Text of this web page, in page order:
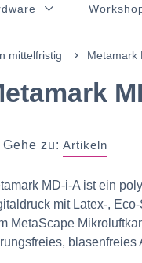
mittelfristig Metamark
Gehe zu: Artikeln
MD-i-A ist ein
mit Latex-,
MetaScape
blasenfreies